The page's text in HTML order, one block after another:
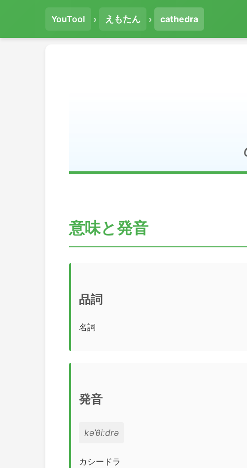
YouTool › えもたん › cathedra
意味と発音
品詞
名詞
発音
kəˈθiːdrə
カシードラ